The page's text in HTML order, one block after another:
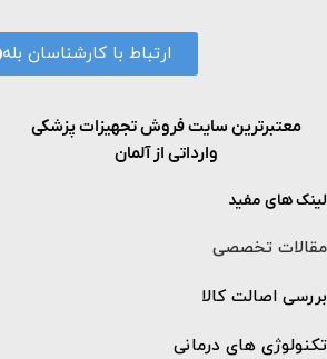
ارتباط با کارشناسان بله
معتبرترین سایت فروش تجهیزات پزشکی
وارداتی از آلمان
لینک های مفید
مقالات تخصصی
بررسی اصالت کالا
تکنولوژی های درمانی